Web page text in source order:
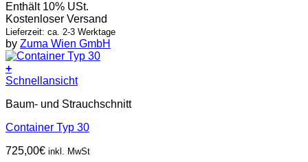
Enthält 10% USt.
Kostenloser Versand
Lieferzeit: ca. 2-3 Werktage
by Zuma Wien GmbH
+
Schnellansicht
Baum- und Strauchschnitt
Container Typ 30
725,00€ inkl. MwSt